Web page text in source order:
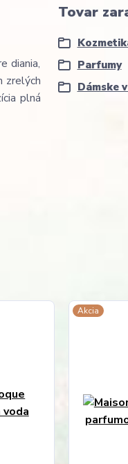
diania,
zrelých
plná
Tovar
Parfumy
Dámske
Akcia